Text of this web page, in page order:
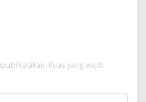
Ruas yang wajib